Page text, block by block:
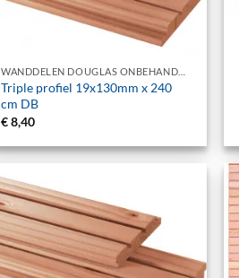
Triple profiel 19x130mm x 240
cm DB
€8,40